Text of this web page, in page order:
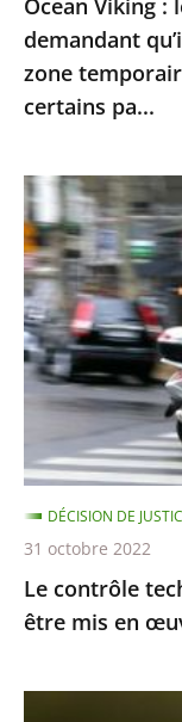
en
urgence,
temporaire
d’attente
dans
laquelle
certains
pa...
Ocean Viking :
demandant
zone
certains pa...
Le
contrôle
technique
des
«
deux-
roues
doit
être
mis
en
œuvre
Le contrôle
être mis en
DÉCISION DE
31 octobre 2022